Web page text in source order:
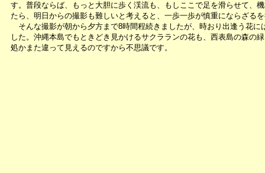
す。普段ならば、もっと大胆に歩く渓流も、もしここで足を滑らせて、
たら、明日からの撮影も難しいと考えると、一歩一歩が慎重にならざる
そんな撮影が朝から夕方まで8時間程続きましたが、時おり出逢う花に
した。沖縄本島でもときどき見かけるサクラランの花も、西表島の森の
処かまた違って見えるのですから不思議です。